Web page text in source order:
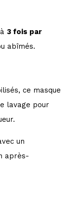
3 fois par
abîmés.
ce masque
lavage pour
un
après-